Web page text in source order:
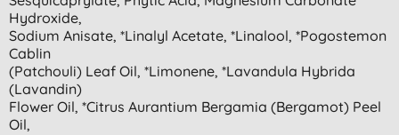
Hydroxide,
Sodium Anisate, *linalyl Acetate, *linalool, *pogostemon
Cablin
(patchouli) Leaf Oil, *limonene, *lavandula Hybrida
(lavandin)
Flower Oil, *citrus Aurantium Bergamia (bergamot) Peel
Oil,